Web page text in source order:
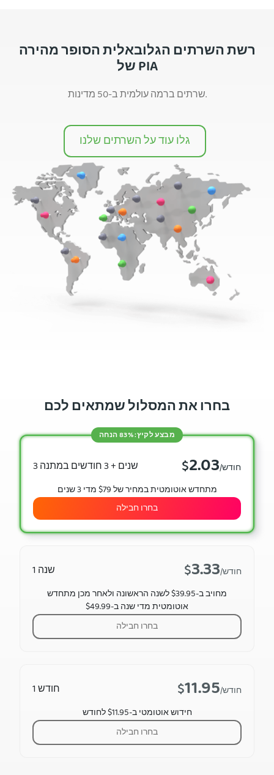
רשת השרתים הגלובאלית הסופר מהירה
של PIA
שרתים ברמה עולמית ב-50 מדינות.
גלו עוד על השרתים שלנו
בחרו את המסלול שמתאים לכם
חודש 1 $11.95 /חודש
חידוש אוטומטי ב-$11.95 לחודש
בחרו חבילה
3 שנים + 3 חודשים במתנה $2.03 /חודש
מבצע לקיץ: 83% הנחה
מתחדש אוטומטית במחיר של $79 מדי 3 שנים
בחרו חבילה
שנה 1 $3.33 /חודש
מחויב ב-$39.95 לשנה הראשונה ולאחר מכן מתחדש
אוטומטית מדי שנה ב-$49.99
בחרו חבילה